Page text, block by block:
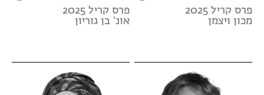
פרס קריל 2025
מכון ויצמן
פרס קריל 2025
אונ' בן גוריון